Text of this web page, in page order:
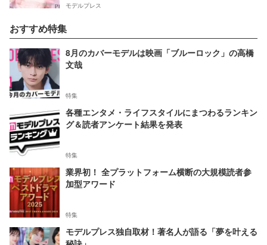
モデルプレス
おすすめ特集
8月のカバーモデルは映画「ブルーロック」の高橋
文哉
特集
各種エンタメ・ライフスタイルにまつわるランキン
グ＆読者アンケート結果を発表
特集
業界初！ 全プラットフォーム横断の大規模読者参
加型アワード
特集
モデルプレス独自取材！著名人が語る「夢を叶える